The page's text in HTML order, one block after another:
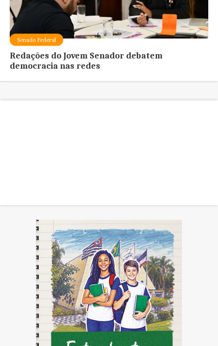
Senado Federal
Redações do Jovem Senador debatem
democracia nas redes